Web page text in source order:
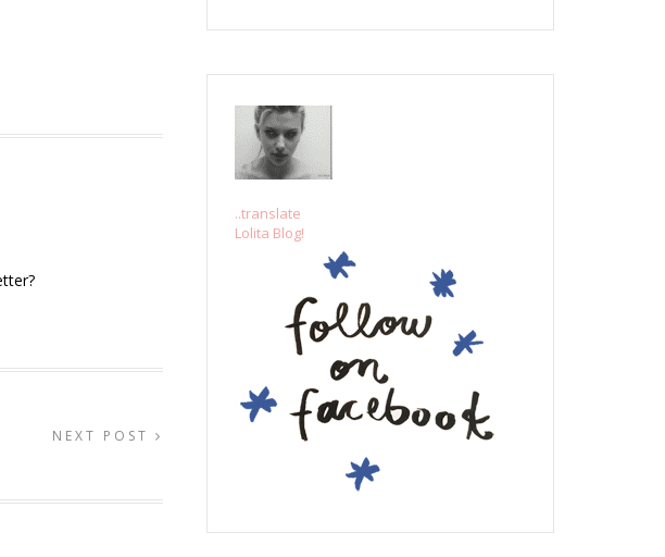
NEXT POST
..translate
Lolita Blog!